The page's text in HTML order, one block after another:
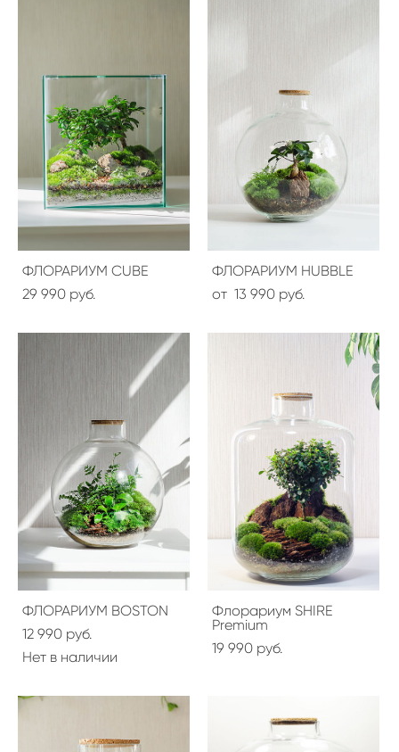
ФЛОРАРИУМ CUBE
29 990 pуб.
ФЛОРАРИУМ HUBBLE
от 13 990 pуб.
ФЛОРАРИУМ BOSTON
12 990 pуб.
Нет в наличии
Флорариум SHIRE
Premium
19 990 pуб.